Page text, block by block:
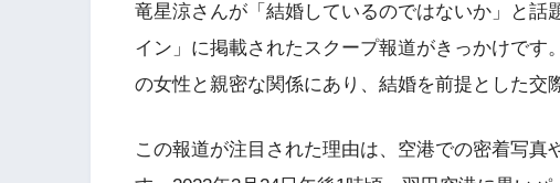
竜星涼さんが「結婚しているのではないか」と話
イン」に掲載されたスクープ報道がきっかけです
の女性と親密な関係にあり、結婚を前提とした交
この報道が注目された理由は、空港での密着写